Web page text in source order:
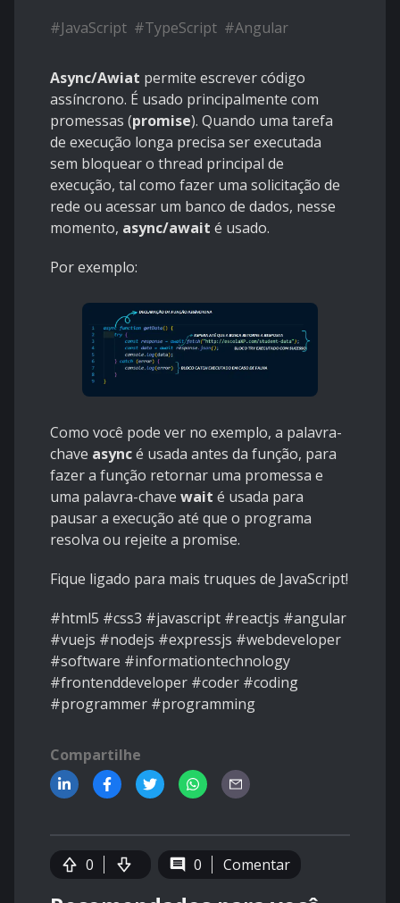
#JavaScript #TypeScript #Angular
Async/Awiat permite escrever código
assíncrono. É usado principalmente com
promessas (promise). Quando uma tarefa
de execução longa precisa ser executada
sem bloquear o thread principal de
execução, tal como fazer uma solicitação de
rede ou acessar um banco de dados, nesse
momento, async/await é usado.
Por exemplo:
Como você pode ver no exemplo, a palavra-
chave asyncé usada antes da função, para
fazer a função retornar uma promessa e
uma palavra-chave wait é usada para
pausar a execução até que o programa
resolva ou rejeite a promise.
Fique ligado para mais truques de JavaScript!
#html5 #css3 #javascript #reactjs #angular
#vuejs #nodejs #expressjs #webdeveloper
#software #informationtechnology
#frontenddeveloper #coder #coding
#programmer #programming
Compartilhe
0 0 Comentar